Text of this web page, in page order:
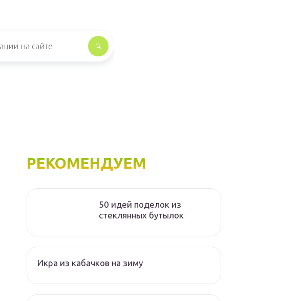
РЕКОМЕНДУЕМ
50 идей поделок из
стеклянных бутылок
Икра из кабачков на зиму